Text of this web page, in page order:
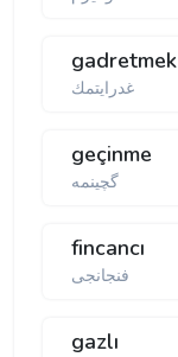
gadretmek
غدرایتمك
geçinme
گچینمە
fincancı
فنجانجی
gazlı